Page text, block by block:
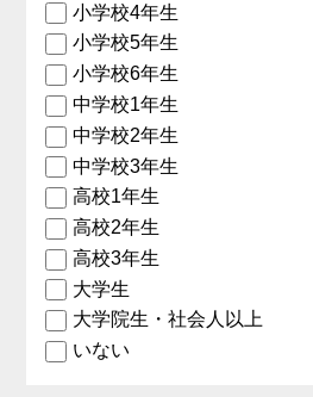
小学校4年生
小学校5年生
小学校6年生
中学校1年生
中学校2年生
中学校3年生
高校1年生
高校2年生
高校3年生
大学生
大学院生・社会人以上
いない